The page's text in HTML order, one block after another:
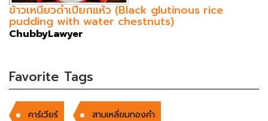
ข้าวเหนียวดำเปียกแห้ว (Black glutinous rice
pudding with water chestnuts)
ChubbyLawyer
Favorite Tags
คาร์เวียร์ สามเหลี่ยมทองคำ